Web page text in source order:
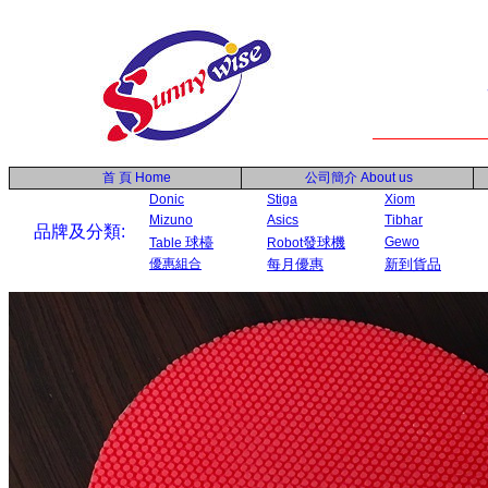
首 頁 Home 公司簡介 About us
品牌及分類:
Donic Stiga
Xiom
Mizuno
Asics
Tibhar
Table 球檯 Robot發球機
Gewo
優惠組合
每月優惠 新到貨品